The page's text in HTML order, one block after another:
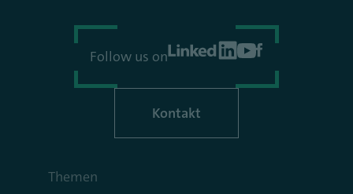
Follow us on
Kontakt
Themen